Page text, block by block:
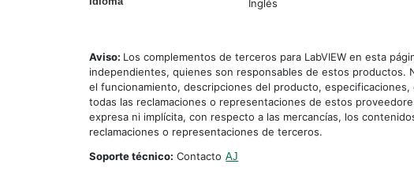
Inglés
Aviso: Los complementos de terceros para LabVIEW en esta
independientes, quienes son responsables de estos productos.
el funcionamiento, descripciones del producto,
todas las reclamaciones o representaciones de estos
expresa ni implícita, con respecto a las mercancías, los
reclamaciones o representaciones de terceros.
Soporte técnico: Contacto AJ